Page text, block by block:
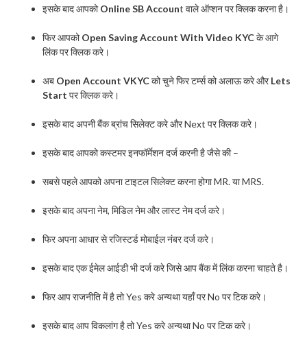
इसके बाद आपकोOnline SB Account वाले ऑप्शन पर क्लिक करना है।
फिर आपकोOpen Saving Account With Video KYCके आगे
लिंक पर क्लिक करे।
अब Open Account VKYCको चुने फिर टर्म्स को अलाऊ करे औरLets
Start पर क्लिक करे।
इसके बाद अपनी बैंक ब्रांच सिलेक्ट करे और Next पर क्लिक करे।
इसके बाद आपको कस्टमर इनफॉर्मेशन दर्ज करनी है जैसे की –
सबसे पहले आपको अपना टाइटल सिलेक्ट करना होगा MR. या MRS.
इसके बाद अपना नेम, मिडिल नेम और लास्ट नेम दर्ज करे।
फिर अपना आधार से रजिस्टर्ड मोबाईल नंबर दर्ज करे।
इसके बाद एक ईमेल आईडी भी दर्ज करे जिसे आप बैंक में लिंक करना चाहते है।
फिर आप राजनीति में है तो Yes करे अन्यथा यहाँ पर No पर टिक करे।
इसके बाद आप विकलांग है तो Yes करे अन्यथा No पर टिक करे।